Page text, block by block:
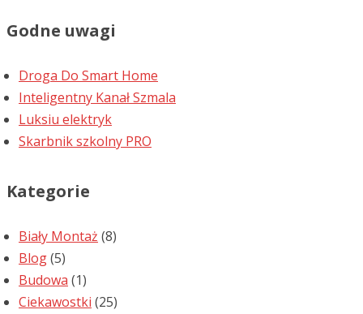
Godne uwagi
Droga Do Smart Home
Inteligentny Kanał Szmala
Luksiu elektryk
Skarbnik szkolny PRO
Kategorie
Biały Montaż (8)
Blog(5)
Budowa (1)
Ciekawostki (25)